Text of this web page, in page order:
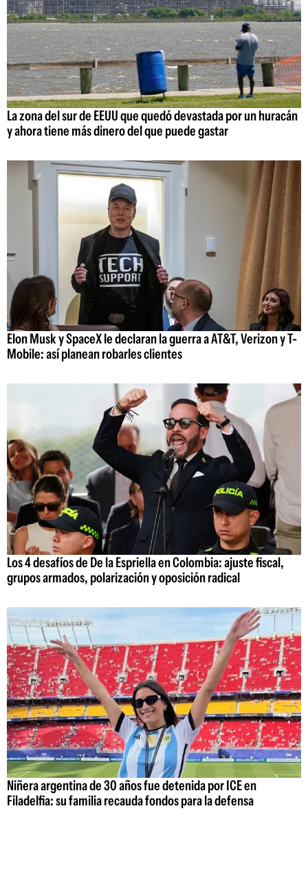
La zona del sur de EEUU que quedó devastada por un huracán
y ahora tiene más dinero del que puede gastar
Elon Musk y SpaceX le declaran la guerra a AT&T, Verizon y T-
Mobile: así planean robarles clientes
Los 4 desafíos de De la Espriella en Colombia: ajuste fiscal,
grupos armados, polarización y oposición radical
Niñera argentina de 30 años fue detenida por ICE en
Filadelfia: su familia recauda fondos para la defensa